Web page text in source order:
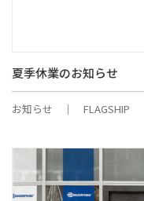
夏季休業のお知らせ
お知らせ FLAGSHIP